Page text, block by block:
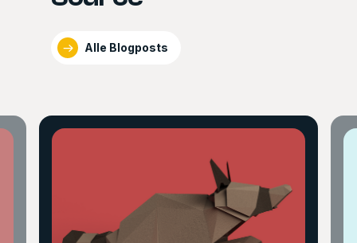
Alle Blogposts